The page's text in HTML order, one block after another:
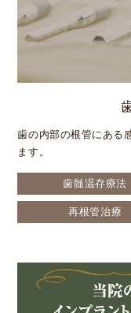
歯の内部の根管にある
ます。
歯髄温存療法
再根管治療